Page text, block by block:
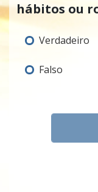
hábitos ou
Verdadeiro
Falso